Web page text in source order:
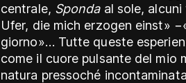
centrale, Sponda al sole,
Ufer, die mich erzogen einst»
giorno»… Tutte queste
come il cuore pulsante del mio
natura pressoché